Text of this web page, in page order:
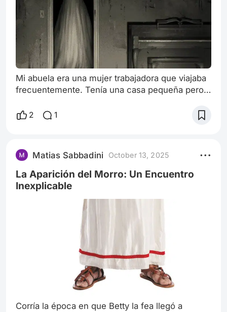
Mi abuela era una mujer trabajadora que viajaba
frecuentemente. Tenía una casa pequeña pero
cuando ella se ausentaba. Era mi
semana solo en una casa es casi una aventura.
Pero esa noche cambió todo. Era pasada la
medianoche. Las 00:00 o más, no recuerdo
exactamente.
2 1
Matias Sabbadini October 13, 2025
La Aparición del Morro: Un Encuentro
Inexplicable
Corría la época en que Betty la fea llegó a